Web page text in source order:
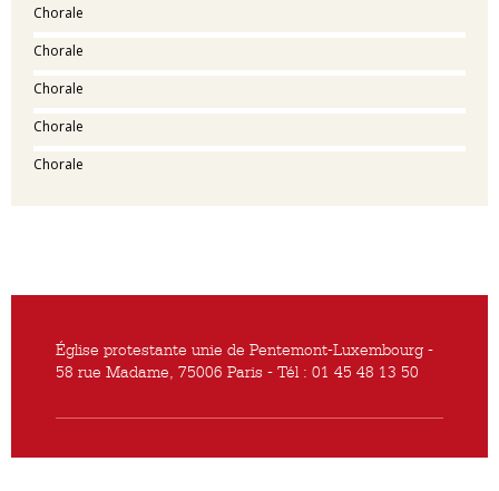
Chorale
Chorale
Chorale
Chorale
Chorale
Église protestante unie de Pentemont-Luxembourg -
58 rue Madame, 75006 Paris - Tél : 01 45 48 13 50